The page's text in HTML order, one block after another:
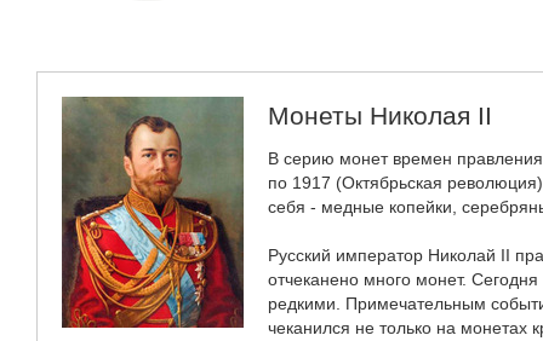
Монеты Николая II
В серию монет времен
по 1917 (Октябрьская
себя - медные копейки,
Русский император Николай II
отчеканено много монет.
редкими. Примечательным
чеканился не только на монетах